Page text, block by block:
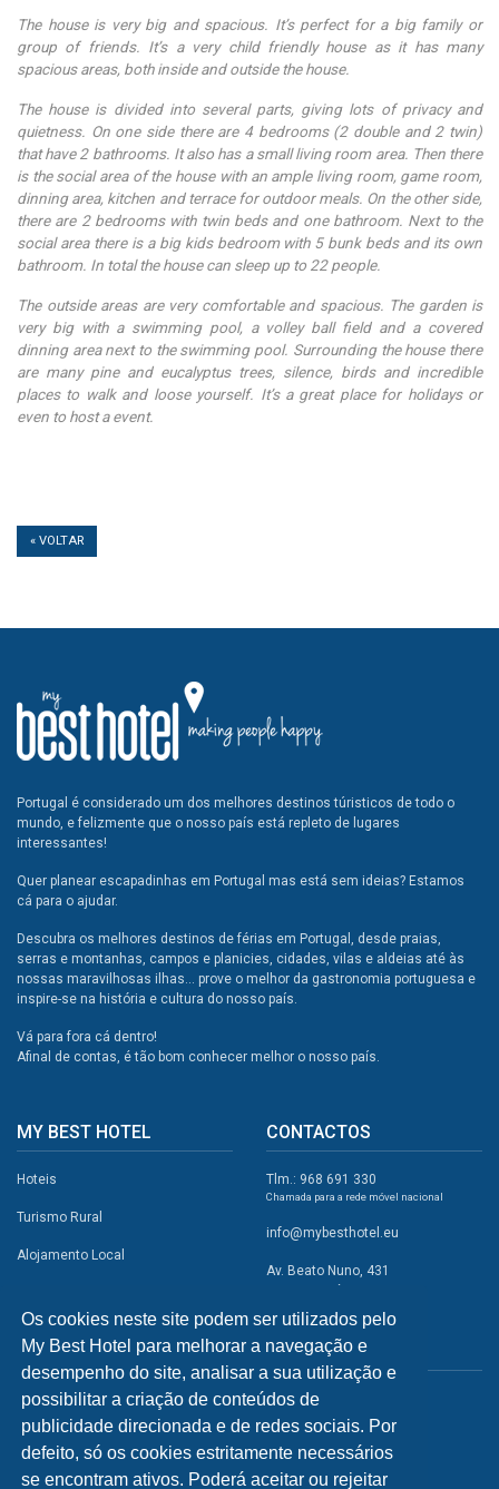
Os cookies neste site podem ser utilizados pelo
My Best Hotel para melhorar a navegação e
desempenho do site, analisar a sua utilização e
possibilitar a criação de conteúdos de
publicidade direcionada e de redes sociais. Por
defeito, só os cookies estritamente necessários
se encontram ativos. Poderá aceitar ou rejeitar
The house is very big and spacious. It’s perfect for a big family or
group of friends. It’s a very child friendly house as it has many
spacious areas, both inside and outside the house.
The house is divided into several parts, giving lots of privacy and
quietness. On one side there are 4 bedrooms (2 double and 2 twin)
that have 2 bathrooms. It also has a small living room area. Then there
is the social area of the house with an ample living room, game room,
dinning area, kitchen and terrace for outdoor meals. On the other side,
there are 2 bedrooms with twin beds and one bathroom. Next to the
social area there is a big kids bedroom with 5 bunk beds and its own
bathroom. In total the house can sleep up to 22 people.
The outside areas are very comfortable and spacious. The garden is
very big with a swimming pool, a volley ball field and a covered
dinning area next to the swimming pool. Surrounding the house there
are many pine and eucalyptus trees, silence, birds and incredible
places to walk and loose yourself. It’s a great place for holidays or
even to host a event.
« VOLTAR
Portugal é considerado um dos melhores destinos túristicos de todo o
mundo, e felizmente que o nosso país está repleto de lugares
interessantes!
Quer planear escapadinhas em Portugal mas está sem ideias? Estamos
cá para o ajudar.
Descubra os melhores destinos de férias em Portugal, desde praias,
serras e montanhas, campos e planicies, cidades, vilas e aldeias até às
nossas maravilhosas ilhas... prove o melhor da gastronomia portuguesa e
inspire-se na história e cultura do nosso país.
Vá para fora cá dentro!
Afinal de contas, é tão bom conhecer melhor o nosso país.
MY BEST HOTEL
Hoteis
Turismo Rural
Alojamento Local
Campismo
Atividades
Restaurantes
A Visitar
CONTACTOS
Tlm.: 968 691 330
Chamada para a rede móvel nacional
info@mybesthotel.eu
Av. Beato Nuno, 431
2495-401 Fátima
REDES SOCIAIS